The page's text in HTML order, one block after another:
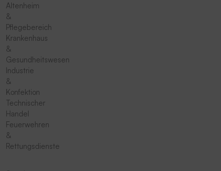
Altenheim
&
Pflegebereich
Krankenhaus
&
Gesundheitswesen
Industrie
&
Konfektion
Technischer
Handel
Feuerwehren
&
Rettungsdienste